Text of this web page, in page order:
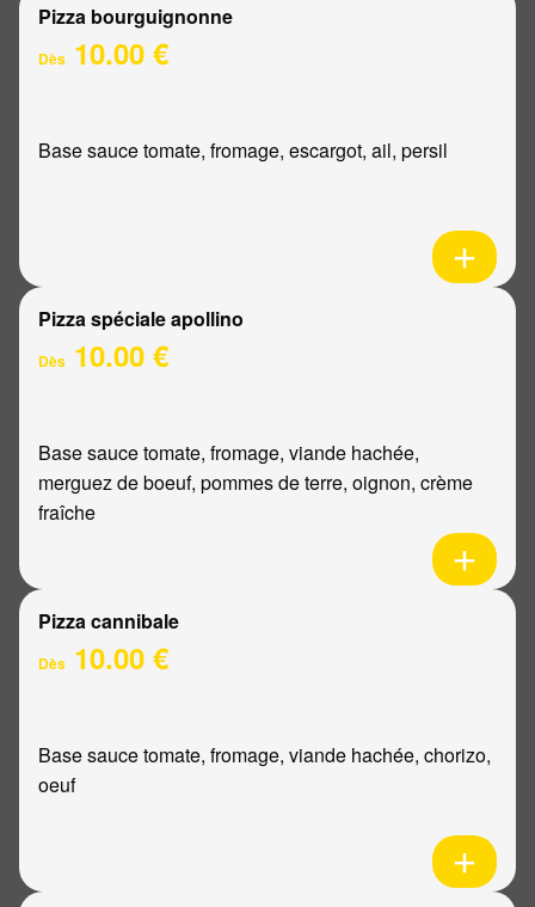
Pizza bourguignonne
Dès 10.00 €
Base sauce tomate, fromage, escargot, ail, persil
Pizza spéciale apollino
Dès 10.00 €
Base sauce tomate, fromage, viande hachée,
merguez de boeuf, pommes de terre, oignon, crème
fraîche
Pizza cannibale
Dès 10.00 €
Base sauce tomate, fromage, viande hachée, chorizo,
oeuf